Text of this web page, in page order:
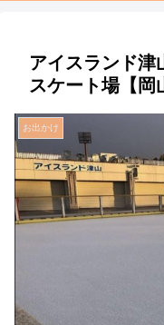
アイスランド津
スケート場【岡
お出かけ